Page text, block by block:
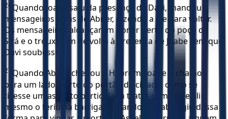
26 Quando Joabe saiu da presença de Davi, mandou
mensageiros atrás de Abner, dizendo a ele para voltar.
Os mensageiros alcançaram Abner perto do poço de
Sirá e o trouxeram de volta à presença de Joabe sem que
Davi soubesse.
27 Quando Abner chegou a Hebrom, Joabe o chamou
para um lado, perto do portão da cidade, como se
tivesse um assunto particular a tratar com ele, e ali
mesmo o feriu na barriga, matando-o. Joabe agiu dessa